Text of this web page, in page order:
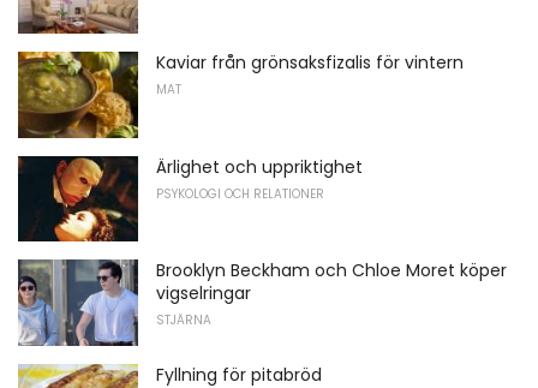
Kaviar från grönsaksfizalis för vintern
MAT
Ärlighet och uppriktighet
PSYKOLOGI OCH RELATIONER
Brooklyn Beckham och Chloe Moret köper
vigselringar
STJÄRNA
Fyllning för pitabröd